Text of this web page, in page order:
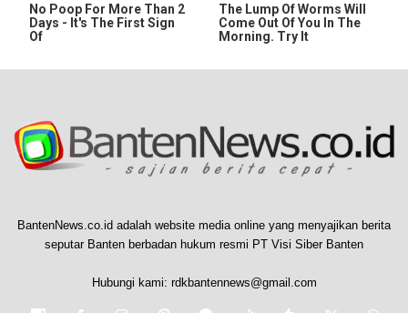
No Poop For More Than 2
Days - It's The First Sign
Of
The Lump Of Worms Will
Come Out Of You In The
Morning. Try It
BantenNews.co.id adalah website media online yang menyajikan berita
seputar Banten berbadan hukum resmi PT Visi Siber Banten
Hubungi kami: rdkbantennews@gmail.com